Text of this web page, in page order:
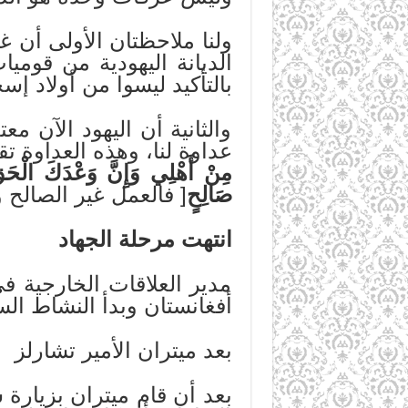
ولنا ملاحظتان الأولى أن
الديانة اليهودية من
بالتأكيد ليسوا من
والثانية أن اليهود
عداوة لنا، وهذه
مِنْ أَهْلِي وَإِنَّ وَعْدَكَ
صَالِحٍ[ فالعمل غير
انتهت مرحلة الجهاد
مدير العلاقات الخارجية
أفغانستان وبدأ النشاط
بعد ميتران الأمير تشارلز
بعد أن قام ميتران